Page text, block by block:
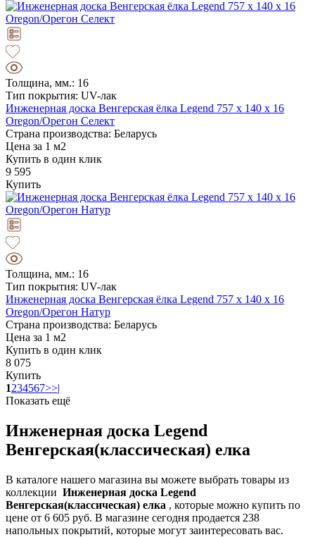
Толщина, мм.: 16
Тип покрытия: UV-лак
Инженерная доска Венгерская ёлка Legend 757 х 140 х 16
Oregon/Орегон Селект
Страна производства: Беларусь
Цена за 1 м2
Купить в один клик
9 595
Купить
Толщина, мм.: 16
Тип покрытия: UV-лак
Инженерная доска Венгерская ёлка Legend 757 х 140 х 16
Oregon/Орегон Натур
Страна производства: Беларусь
Цена за 1 м2
Купить в один клик
8 075
Купить
1234567>>|
Показать ещё
Инженерная доска Legend
Венгерская(классическая) елка
В каталоге нашего магазина вы можете выбрать товары из
коллекции Инженерная доска Legend
Венгерская(классическая) елка , которые можно купить по
цене от 6 605 руб. В магазине сегодня продается 238
напольных покрытий, которые могут заинтересовать вас.